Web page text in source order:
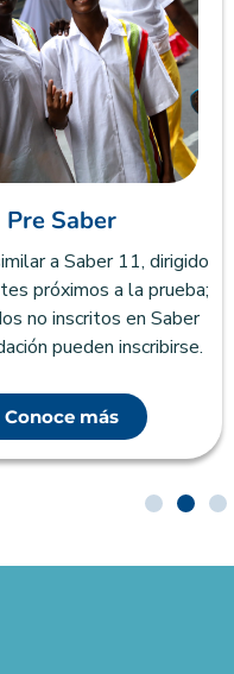
Pre Saber
a Saber 11, dirigido
próximos a la prueba;
no inscritos en Saber
pueden inscribirse.
Conoce más